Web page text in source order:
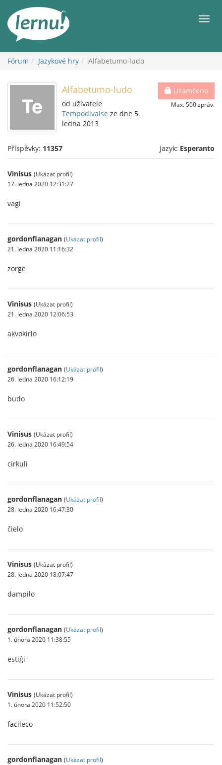
obsahu
Fórum Jazykové hry Alfabetumo-ludo
Uzamčeno
Max. 500 zpráv.
Alfabetumo-ludo
od uživatele
Tempodivalse ze dne 5.
ledna 2013
Příspěvky: 11357 Jazyk: Esperanto
Vinisus (Ukázat profil)
17. ledna 2020 12:31:27
vagi
gordonflanagan (Ukázat profil)
21. ledna 2020 11:16:32
zorge
Vinisus (Ukázat profil)
21. ledna 2020 12:06:53
akvokirlo
gordonflanagan (Ukázat profil)
26. ledna 2020 16:12:19
budo
Vinisus (Ukázat profil)
26. ledna 2020 16:49:54
cirkuli
gordonflanagan (Ukázat profil)
28. ledna 2020 16:47:30
ĉielo
Vinisus (Ukázat profil)
28. ledna 2020 18:07:47
dampilo
gordonflanagan (Ukázat profil)
1. února 2020 11:38:55
estiĝi
Vinisus (Ukázat profil)
1. února 2020 11:52:50
facileco
gordonflanagan (Ukázat profil)